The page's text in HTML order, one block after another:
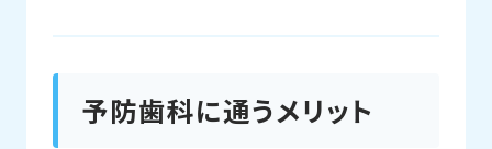
予防歯科に通うメリット